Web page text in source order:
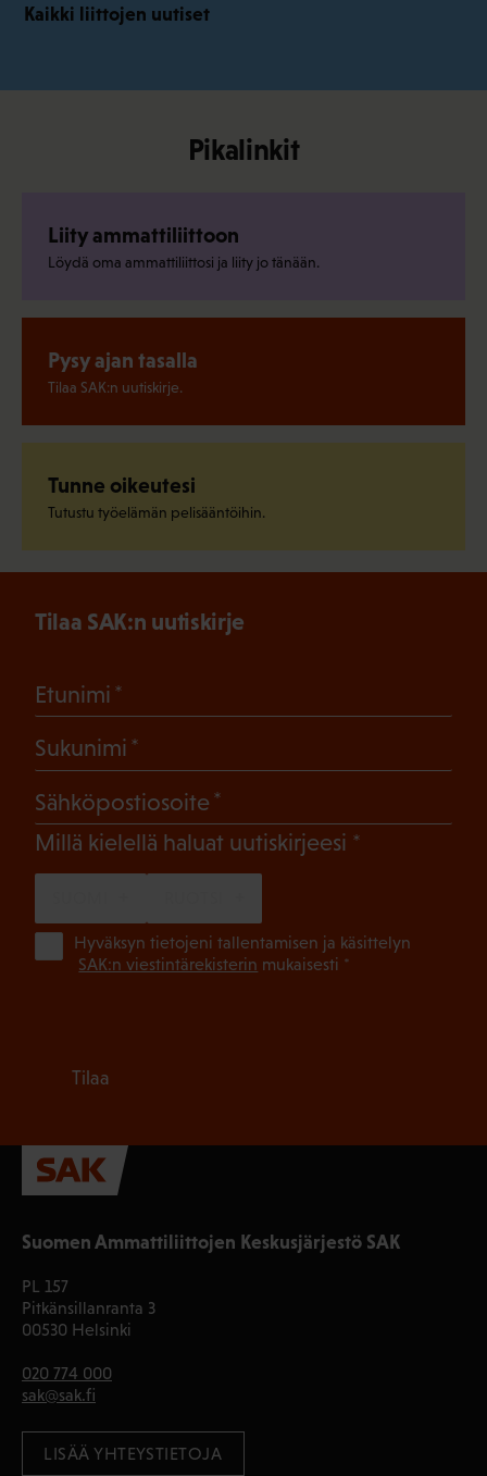
Kaikki liittojen uutiset
Pikalinkit
Liity ammattiliittoon
Löydä oma ammattiliittosi ja liity jo tänään.
Pysy ajan tasalla
Tilaa SAK:n uutiskirje.
Tunne oikeutesi
Tutustu työelämän pelisääntöihin.
Suomen Ammattiliittojen Keskusjärjestö SAK
PL 157
Pitkänsillanranta 3
00530 Helsinki
020 774 000
sak@sak.fi
LISÄÄ YHTEYSTIETOJA
Tilaa SAK:n uutiskirje
Etunimi
Sukunimi
Sähköpostiosoite
Millä kielellä haluat uutiskirjeesi (Pakollinen)
Hyväksyn tietojeni tallentamisen ja käsittelyn
SAK:n viestintärekisterin mukaisesti *
Tilaa